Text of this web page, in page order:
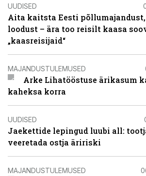
UUDISED
Aita kaitsta Eesti
loodust – ära too reisilt kaasa
„kaasreisijaid“
MAJANDUSTULEMUSED
Arke Lihatööstuse ärikasum
kaheksa korra
UUDISED
Jaekettide lepingud luubi all:
veeretada ostja äririski
MAJANDUSTULEMUSED